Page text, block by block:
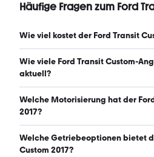
Häufige Fragen zum Ford
Wie viel kostet der Ford Transit
Ein guter Preis für einen Ford
zwischen 9.425 € und 14.970 €.
Wie viele Ford Transit Custom-
aktuell?
Es gibt insgesamt 199 Ford
davon 199 Gebraucht- und 0
Welche Motorisierung hat der
2017?
Der Ford Transit Custom 2017 hat
105 und 170 PS. (Stand: 7.8.2026)
Welche Getriebeoptionen bietet
Custom 2017?